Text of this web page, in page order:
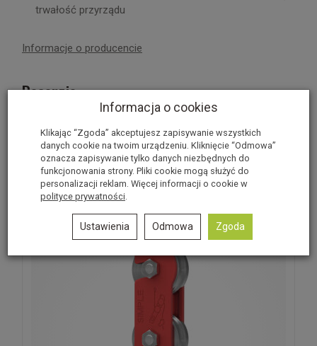
trwałość przyrządu
Informacje o producencie
Recenzje
Polecane produkty
W ostatnich 7 dniach produktem interesują się
Informacja o cookies
Klikając “Zgoda” akceptujesz zapisywanie wszystkich
danych cookie na twoim urządzeniu. Kliknięcie “Odmowa”
oznacza zapisywanie tylko danych niezbędnych do
funkcjonowania strony. Pliki cookie mogą służyć do
personalizacji reklam. Więcej informacji o cookie w
polityce prywatności
Ustawienia Odmowa Zgoda